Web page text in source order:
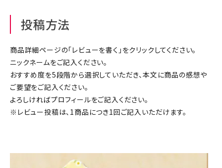
介護施設関係の方へ
最新のチラシはこちら
お問い合わせ
ACCOUNT MENU
ようこそ ゲスト 様
meeting_room ログイン person 会員登録
投稿方法
商品詳細ページの「レビューを書く」をクリックしてください。
ニックネームをご記入ください。
おすすめ度を5段階から選択していただき、本文に商品の感想や
ご要望をご記入ください。
よろしければプロフィールをご記入ください。
※レビュー投稿は、1商品につき1回ご記入いただけます。